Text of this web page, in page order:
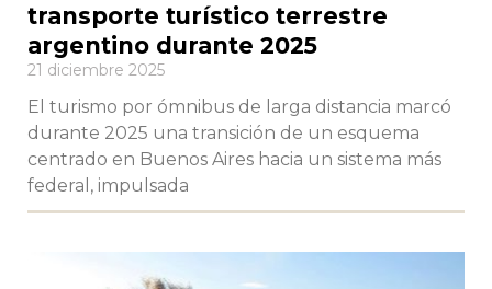
transporte turístico terrestre
argentino durante 2025
21 diciembre 2025
El turismo por ómnibus de larga distancia marcó
durante 2025 una transición de un esquema
centrado en Buenos Aires hacia un sistema más
federal, impulsada